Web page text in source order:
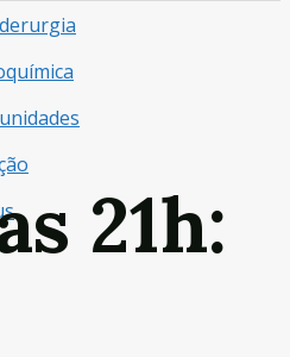
21h: